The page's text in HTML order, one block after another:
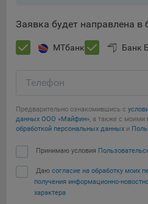
Matomo — это система веб-
следит за доступностью
myfin.by.
Дзержинского, д.3Б, пом.44.
рекламу на площадке VK
посещали сайт.
Адрес: ООО «ВК», РФ, 125167,
проспект, д. 39, стр. 79, БЦ
Технические настройки
Технические настройки хранят
Сохранить мои
Заявка будет направлена в
МТбанк Банк
Телефон
Предварительно ознакомившись с
данных ООО «Майфин», а также с моими
обработкой персональных данных и
Принимаю условия
Даю согласие на обработку моих
получения информационно-
характера